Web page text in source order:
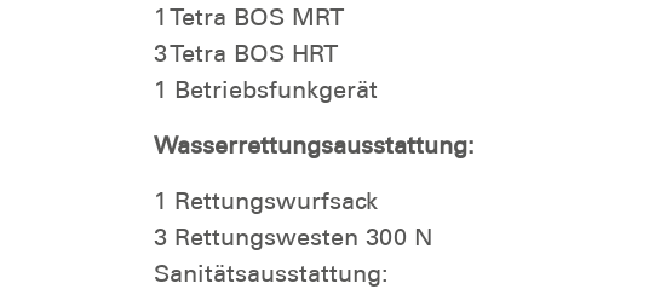
1 Tetra BOS MRT
3 Tetra BOS HRT
1 Betriebsfunkgerät
Wasserrettungsausstattung:
1 Rettungswurfsack
3 Rettungswesten 300 N
Sanitätsausstattung: